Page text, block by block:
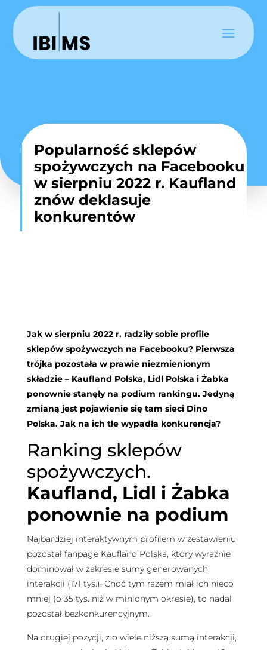
Popularność sklepów
spożywczych na Facebooku
w sierpniu 2022 r. Kaufland
znów deklasuje
konkurentów
Jak w sierpniu 2022 r. radziły sobie profile
sklepów spożywczych na Facebooku? Pierwsza
trójka pozostała w prawie niezmienionym
składzie – Kaufland Polska, Lidl Polska i Żabka
ponownie stanęły na podium rankingu. Jedyną
zmianą jest pojawienie się tam sieci Dino
Polska. Jak na ich tle wypadła konkurencja?
Ranking sklepów
spożywczych.
Kaufland, Lidl i Żabka
ponownie na podium
Najbardziej interaktywnym profilem w zestawieniu
pozostał fanpage Kaufland Polska, który wyraźnie
dominował w zakresie sumy generowanych
interakcji (171 tys.). Choć tym razem miał ich nieco
mniej (o 35 tys. niż w minionym okresie), to nadal
pozostał bezkonkurencyjnym.
Na drugiej pozycji, z o wiele niższą sumą interakcji,